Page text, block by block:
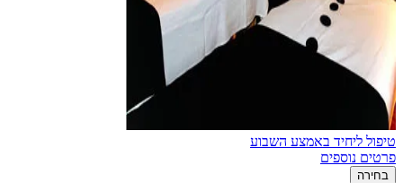
טיפול ליחיד באמצע השבוע
פרטים נוספים
בחירה